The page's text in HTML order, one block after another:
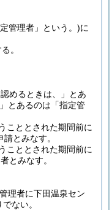
管理者」という。)に
。
めるときは、」とあ
とあるのは「指定管
こととされた期間前に
とみなす。
こととされた期間前に
とみなす。
理者に下田温泉セン
ない。